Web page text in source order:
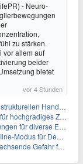
- Neuro-
zu stärken.
vor allem auf
beider
bietet
vor 4 Stunden
Ernährung schulpflichtiger Kinder
Silbergehalten und stellt ein Betriebsupdate bereit
Einsatzbereiche
und Mobile-Apps ein
Elektroniksysteme